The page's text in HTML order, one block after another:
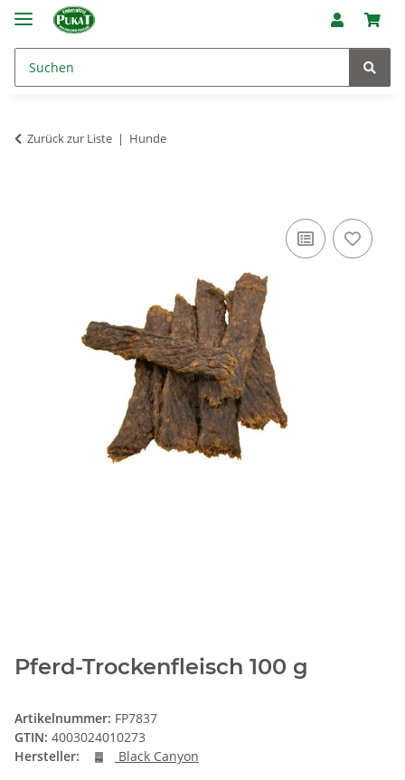
Zurück zur Liste Hunde
Pferd-Trockenfleisch 100 g
Artikelnummer: FP7837
GTIN: 4003024010273
Hersteller:
Black Canyon